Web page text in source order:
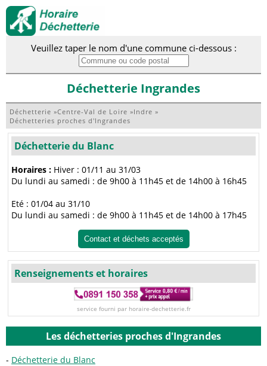
Veuillez taper le nom d'une commune ci-dessous :
Déchetterie Ingrandes
Déchetterie »Centre-Val de Loire »Indre »
Déchetteries proches d'Ingrandes
Déchetterie du Blanc
Horaires : Hiver : 01/11 au 31/03
Du lundi au samedi : de 9h00 à 11h45 et de 14h00 à 16h45
Eté : 01/04 au 31/10
Du lundi au samedi : de 9h00 à 11h45 et de 14h00 à 17h45
Contact et déchets acceptés
Renseignements et horaires
service fourni par horaire-dechetterie.fr
Les déchetteries proches d'Ingrandes
Déchetterie du Blanc